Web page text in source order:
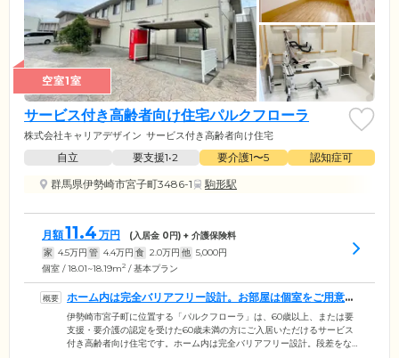
空室1室
サービス付き高齢者向け住宅パルクフローラ
株式会社キャリアデザイン サービス付き高齢者向け住宅
自立 要支援1•2 要介護1〜5
認知症可
群馬県伊勢崎市宮子町3486-1
駒形駅
月額11.4 万円 (入居金 0円) + 介護保険料
家 4.5万円 管 4.4万円 食 2.0万円 他 5,000円
個室 / 18.01~18.19m2 / 基本プラン
ホーム内は完全バリアフリー設計。お部屋は個室をご用意し
ました
伊勢崎市宮子町に位置する「パルクフローラ」は、60歳以上、または要
支援・要介護の認定を受けた60歳未満の方にご入居いただけるサービス
付き高齢者向け住宅です。ホーム内は完全バリアフリー設計。段差をな